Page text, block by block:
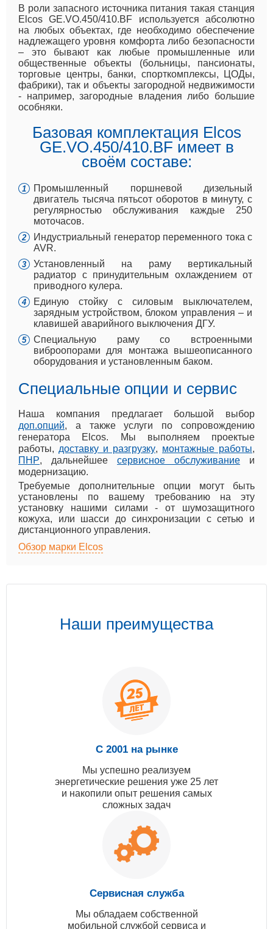
В роли запасного источника питания такая станция
Elcos GE.VO.450/410.BF используется абсолютно
на любых объектах, где необходимо обеспечение
надлежащего уровня комфорта либо безопасности
– это бывают как любые промышленные или
общественные объекты (больницы, пансионаты,
торговые центры, банки, спорткомплексы, ЦОДы,
фабрики), так и объекты загородной недвижимости
- например, загородные владения либо большие
особняки.
Базовая комплектация Elcos
GE.VO.450/410.BF имеет в
своём составе:
Промышленный поршневой дизельный
двигатель тысяча пятьсот оборотов в минуту, с
регулярностью обслуживания каждые 250
моточасов.
Индустриальный генератор переменного тока с
AVR.
Установленный на раму вертикальный
радиатор с принудительным охлаждением от
приводного кулера.
Единую стойку с силовым выключателем,
зарядным устройством, блоком управления – и
клавишей аварийного выключения ДГУ.
Специальную раму со встроенными
виброопорами для монтажа вышеописанного
оборудования и установленным баком.
Специальные опции и сервис
Наша компания предлагает большой выбор
доп.опций, а также услуги по сопровождению
генератора Elcos. Мы выполняем проектые
работы, доставку и разгрузку, монтажные работы,
ПНР, дальнейшее сервисное обслуживание и
модернизацию.
Требуемые дополнительные опции могут быть
установлены по вашему требованию на эту
установку нашими силами - от шумозащитного
кожуха, или шасси до синхронизации с сетью и
дистанционного управления.
Обзор марки Elcos
Наши преимущества
С 2001 на рынке
Мы успешно реализуем
энергетические решения уже 25 лет
и накопили опыт решения самых
сложных задач
Сервисная служба
Мы обладаем собственной
мобильной службой сервиса и